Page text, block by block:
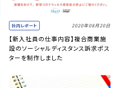
社内レポート 2020年08月20日
【新入社員の仕事内容】複合商業施
設のソーシャルディスタンス訴求ポス
ターを制作しました